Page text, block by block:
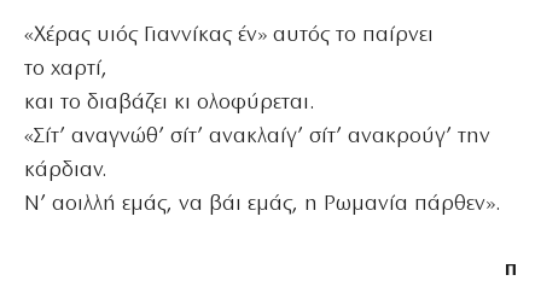
«Χέρας υιός Γιαννίκας έν» αυτός το παίρνει
το χαρτί,
και το διαβάζει κι ολοφύρεται.
«Σίτ’ αναγνώθ’ σίτ’ ανακλαίγ’ σίτ’ ανακρούγ’ την
κάρδιαν.
Ν’ αοιλλή εμάς, να βάι εμάς, η Ρωμανία πάρθεν».
π